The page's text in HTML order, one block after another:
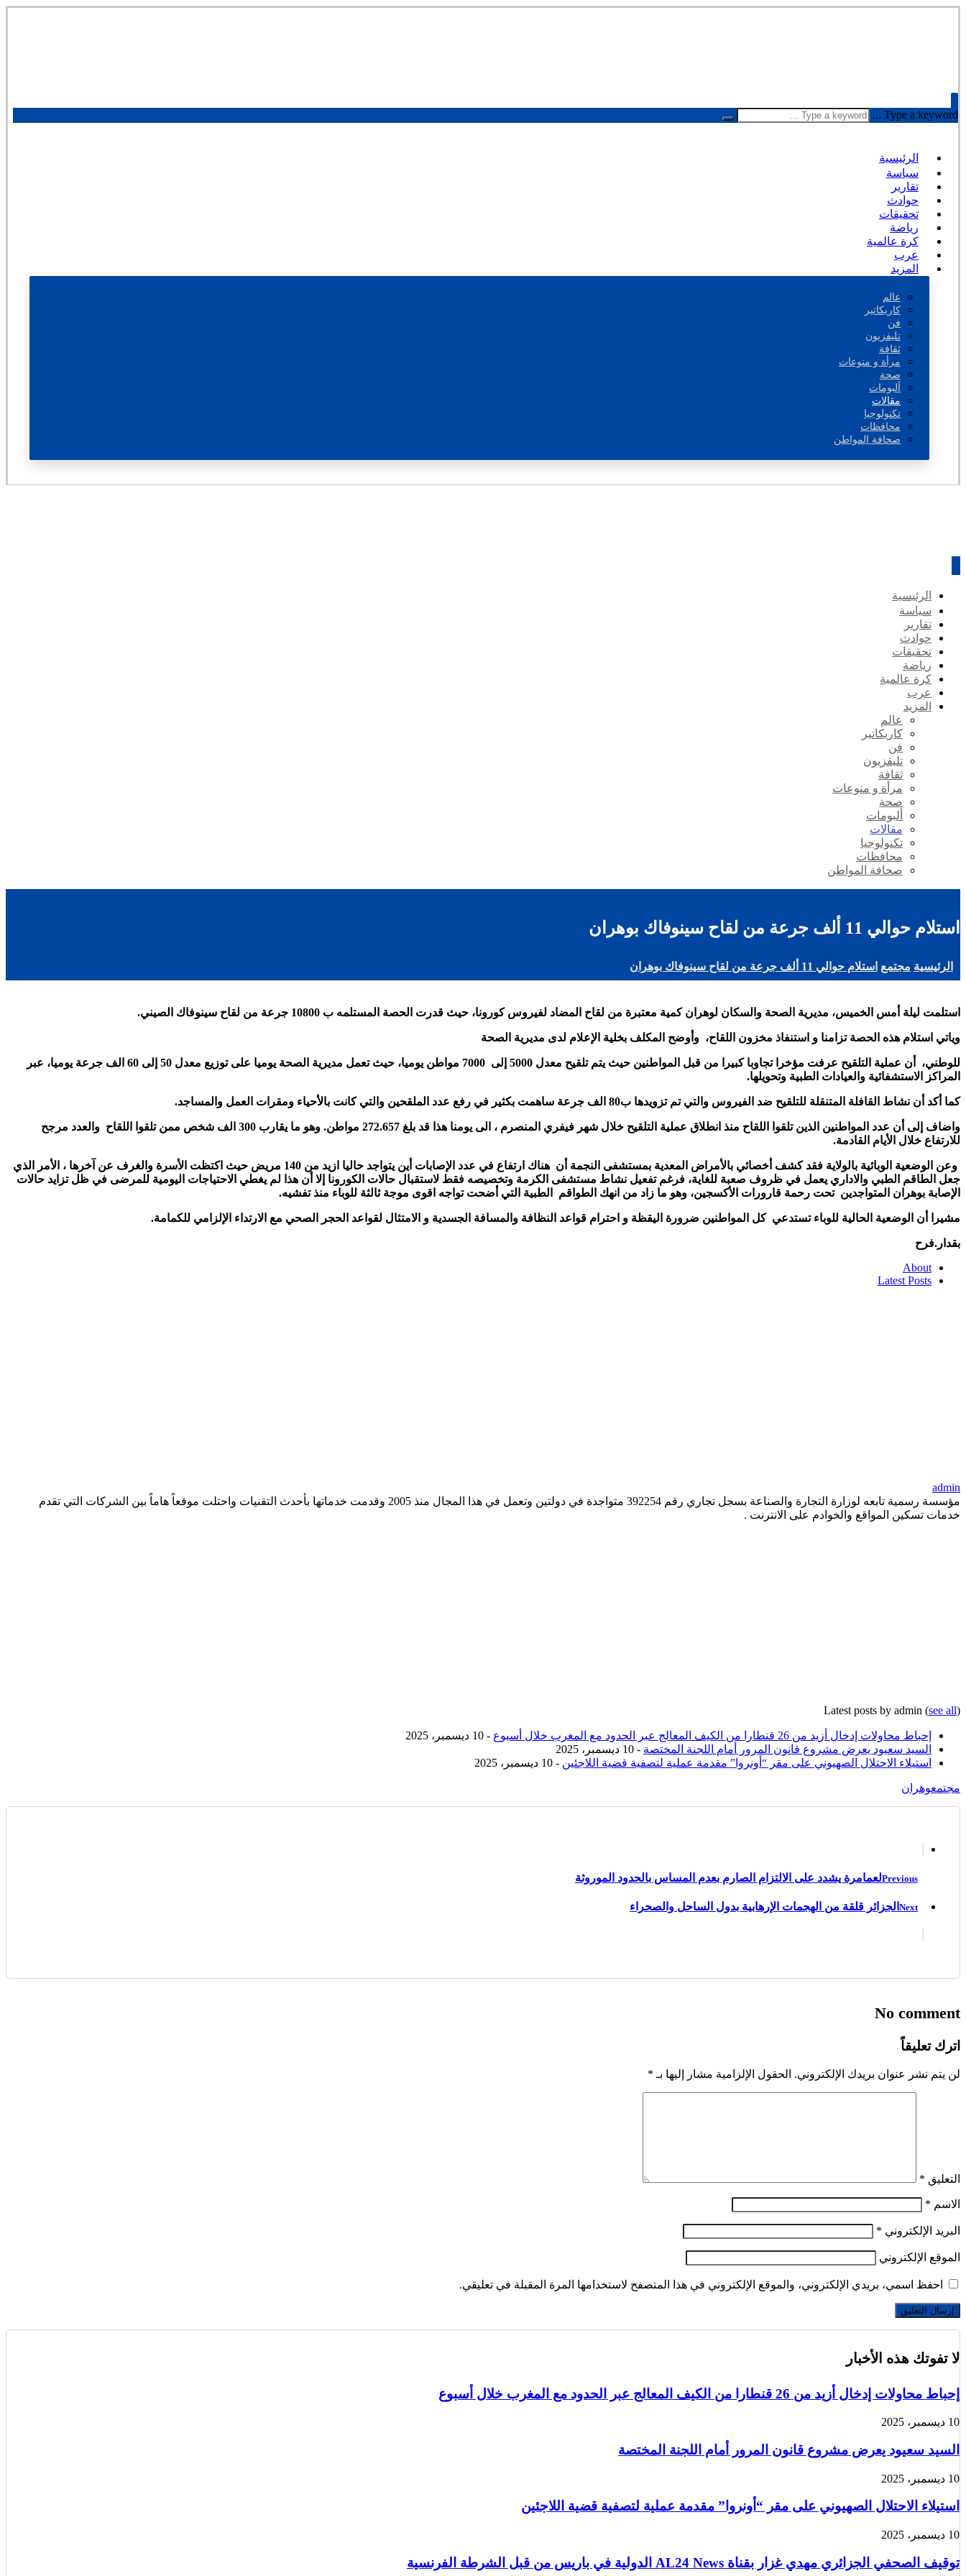
Type a keyword ...
الرئيسية
سياسة
تقارير
حوادث
تحقيقات
رياضة
كرة عالمية
عرب
المزيد
عالم
كاريكاتير
فن
تليفزيون
ثقافة
مرأة و منوعات
صحة
ألبومات
مقالات
تكنولوجيا
محافظات
صحافة المواطن
الرئيسية
سياسة
تقارير
حوادث
تحقيقات
رياضة
كرة عالمية
عرب
المزيد
عالم
كاريكاتير
فن
تليفزيون
ثقافة
مرأة و منوعات
صحة
ألبومات
مقالات
تكنولوجيا
محافظات
صحافة المواطن
استلام حوالي 11 ألف جرعة من لقاح سينوفاك بوهران
الرئيسية مجتمع استلام حوالي 11 ألف جرعة من لقاح سينوفاك بوهران
استلمت ليلة أمس الخميس، مديرية الصحة والسكان لوهران كمية معتبرة من لقاح المضاد لفيروس كورونا، حيث قدرت الحصة المستلمه ب 10800 جرعة من لقاح سينوفاك الصيني.
وياتي استلام هذه الحصة تزامنا و استنفاذ مخزون اللقاح، وأوضح المكلف بخلية الإعلام لدى مديرية الصحة
للوطني، أن عملية التلقيح عرفت مؤخرا تجاوبا كبيرا من قبل المواطنين حيث يتم تلقيح معدل 5000 إلى 7000 مواطن يوميا، حيث تعمل مديرية الصحة يوميا على توزيع معدل 50 إلى 60 الف جرعة يوميا، عبر
المراكز الاستشفائية والعيادات الطبية وتحويلها.
كما أكد أن نشاط القافلة المتنقلة للتلقيح ضد الفيروس والتي تم تزويدها ب80 الف جرعة ساهمت بكثير في رفع عدد الملقحين والتي كانت بالأحياء ومقرات العمل والمساجد .
واضاف إلى أن عدد المواطنين الذين تلقوا اللقاح منذ انطلاق عملية التلقيح خلال شهر فيفري المنصرم ، الى يومنا هذا قد بلغ 272.657 مواطن. وهو ما يقارب 300 الف شخص ممن تلقوا اللقاح والعدد مرجح
للارتفاع خلال الأيام القادمة.
وعن الوضعية الوبائية بالولاية فقد كشف أخصائي بالأمراض المعدية بمستشفى النجمة أن هناك ارتفاع في عدد الإصابات أين يتواجد حاليا ازيد من 140 مريض حيث اكتظت الأسرة والغرف عن آخرها ، الأمر الذي
جعل الطاقم الطبي والاداري يعمل في ظروف صعبة للغاية، فرغم تفعيل نشاط مستشفى الكرمة وتخصيصه فقط لاستقبال حالات الكورونا إلا أن هذا لم يغطي الاحتياجات اليومية للمرضى في ظل تزايد حالات
الإصابة بوهران المتواجدين تحت رحمة قارورات الأكسجين، وهو ما زاد من انهك الطواقم الطبية التي أضحت تواجه اقوى موجة ثالثة للوباء منذ تفشيه.
مشيرا أن الوضعية الحالية للوباء تستدعي كل المواطنين ضرورة اليقظة و احترام قواعد النظافة والمسافة الجسدية و الامتثال لقواعد الحجر الصحي مع الارتداء الإلزامي للكمامة.
بقدار.فرح
About
Latest Posts
admin
مؤسسة رسمية تابعه لوزارة التجارة والصناعة بسجل تجاري رقم 392254 متواجدة في دولتين وتعمل في هذا المجال منذ 2005 وقدمت خدماتها بأحدث التقنيات واحتلت موقعاً هاماً بين الشركات التي تقدم
خدمات تسكين المواقع والخوادم على الانترنت .
Latest posts by admin (see all)
إحباط محاولات إدخال أزيد من 26 قنطارا من الكيف المعالج عبر الحدود مع المغرب خلال أسبوع
- 10 ديسمبر، 2025
السيد سعيود يعرض مشروع قانون المرور أمام اللجنة المختصة - 10 ديسمبر، 2025
استيلاء الاحتلال الصهيوني على مقر “أونروا” مقدمة عملية لتصفية قضية اللاجئين - 10 ديسمبر، 2025
مجتمعوهران
Previousلعمامرة يشدد على الالتزام الصارم بعدم المساس بالحدود الموروثة
Next الجزائر قلقة من الهجمات الإرهابية بدول الساحل والصحراء
No comment
اترك تعليقاً
لن يتم نشر عنوان بريدك الإلكتروني. الحقول الإلزامية مشار إليها بـ *
التعليق *
الاسم *
البريد الإلكتروني *
الموقع الإلكتروني
احفظ اسمي، بريدي الإلكتروني، والموقع الإلكتروني في هذا المتصفح لاستخدامها المرة المقبلة في تعليقي.
لا تفوتك هذه الأخبار
إحباط محاولات إدخال أزيد من 26 قنطارا من الكيف المعالج عبر الحدود مع المغرب خلال أسبوع
10 ديسمبر، 2025
السيد سعيود يعرض مشروع قانون المرور أمام اللجنة المختصة
10 ديسمبر، 2025
استيلاء الاحتلال الصهيوني على مقر “أونروا” مقدمة عملية لتصفية قضية اللاجئين
10 ديسمبر، 2025
توقيف الصحفي الجزائري مهدي غزار بقناة AL24 News الدولية في باريس من قبل الشرطة الفرنسية